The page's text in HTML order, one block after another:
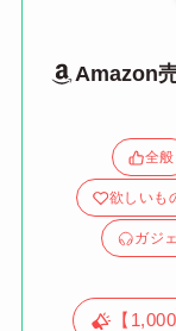
Amazon
全般
欲しいも
ガジ
【